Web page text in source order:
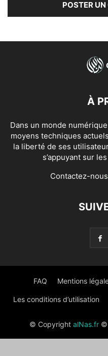
À
Dans un monde
moyens techniques
la liberté de ses
s’appuyant sur
Contactez-
FAQ Mentions
Les conditions d’utilisation
© Copyright alNas.fr©